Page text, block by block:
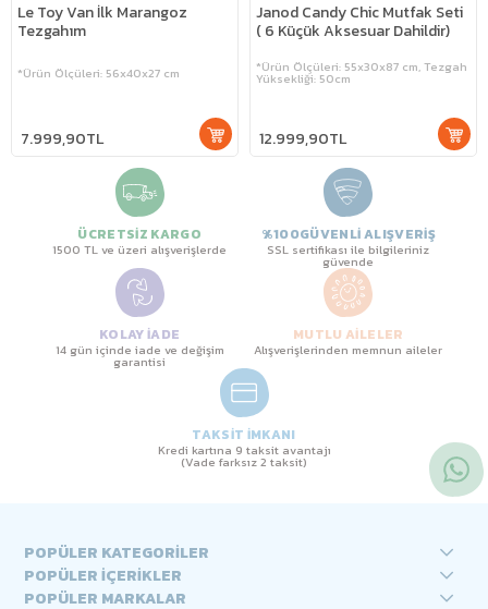
Le Toy Van İlk Marangoz
Tezgahım
*Ürün Ölçüleri: 56x40x27 cm
7.999,90TL
Janod Candy Chic Mutfak Seti
( 6 Küçük Aksesuar Dahildir)
*Ürün Ölçüleri: 55x30x87 cm, Tezgah
Yüksekliği: 50cm
12.999,90TL
ÜCRETSİZ KARGO
1500 TL ve üzeri alışverişlerde
%100GÜVENLİ ALIŞVERİŞ
SSL sertifikası ile bilgileriniz
güvende
KOLAY İADE
14 gün içinde iade ve değişim
garantisi
MUTLU AİLELER
Alışverişlerinden memnun aileler
TAKSİT İMKANI
Kredi kartına 9 taksit avantajı
(Vade farksız 2 taksit)
POPÜLER KATEGORİLER
POPÜLER İÇERİKLER
POPÜLER MARKALAR